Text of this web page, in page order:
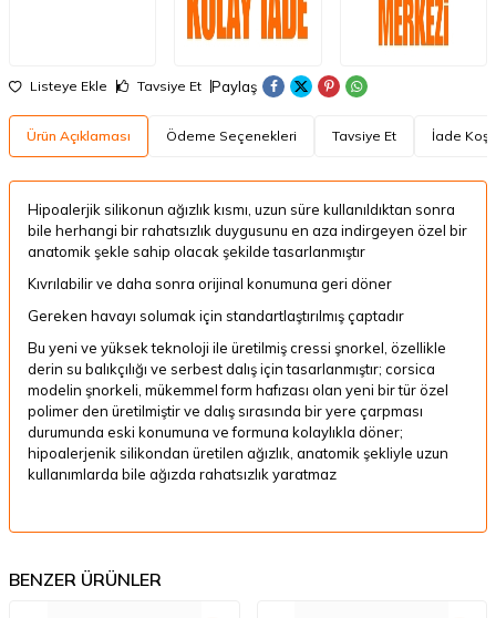
Listeye Ekle Tavsiye Et Paylaş
Ürün Açıklaması Ödeme Seçenekleri Tavsiye Et İade
Hipoalerjik silikonun ağızlık kısmı, uzun süre kullanıldıktan sonra
bile herhangi bir rahatsızlık duygusunu en aza indirgeyen özel bir
anatomik şekle sahip olacak şekilde tasarlanmıştır
Kıvrılabilir ve daha sonra orijinal konumuna geri döner
Gereken havayı solumak için standartlaştırılmış çaptadır
Bu yeni ve yüksek teknoloji ile üretilmiş cressi şnorkel, özellikle
derin su balıkçılığı ve serbest dalış için tasarlanmıştır; corsica
modelin şnorkeli, mükemmel form hafızası olan yeni bir tür özel
polimer den üretilmiştir ve dalış sırasında bir yere çarpması
durumunda eski konumuna ve formuna kolaylıkla döner;
hipoalerjenik silikondan üretilen ağızlık, anatomik şekliyle uzun
kullanımlarda bile ağızda rahatsızlık yaratmaz
BENZER ÜRÜNLER